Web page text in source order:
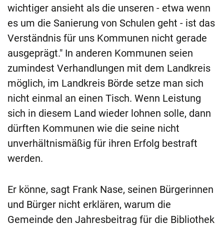
wichtiger ansieht als die unseren - etwa wenn
es um die Sanierung von Schulen geht - ist das
Verständnis für uns Kommunen nicht gerade
ausgeprägt." In anderen Kommunen seien
zumindest Verhandlungen mit dem Landkreis
möglich, im Landkreis Börde setze man sich
nicht einmal an einen Tisch. Wenn Leistung
sich in diesem Land wieder lohnen solle, dann
dürften Kommunen wie die seine nicht
unverhältnismäßig für ihren Erfolg bestraft
werden.
Er könne, sagt Frank Nase, seinen Bürgerinnen
und Bürger nicht erklären, warum die
Gemeinde den Jahresbeitrag für die Bibliothek